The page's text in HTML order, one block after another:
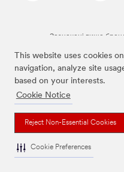
This website uses cookies
navigation, analyze site
based on your interests.
Cookie Notice
Reject Non-Essential Cookies
Cookie Preferences
Зазначені вище